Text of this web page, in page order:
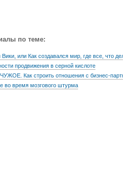
по теме:
Вики, или Как создавался мир, где все, что
продвижения в серной кислоте
Как строить отношения с бизнес-
во время мозгового штурма